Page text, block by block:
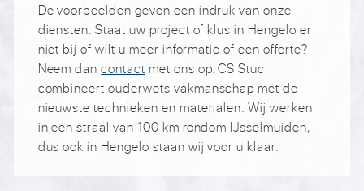
De voorbeelden geven een indruk van onze
diensten. Staat uw project of klus in Hengelo er
niet bij of wilt u meer informatie of een offerte?
Neem dancontact met ons op. CS Stuc
combineert ouderwets vakmanschap met de
nieuwste technieken en materialen. Wij werken
in een straal van 100 km rondom IJsselmuiden,
dus ook in Hengelo staan wij voor u klaar.